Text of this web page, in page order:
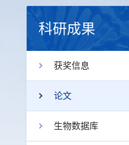
科研成果
获奖信息
论文
生物数据库